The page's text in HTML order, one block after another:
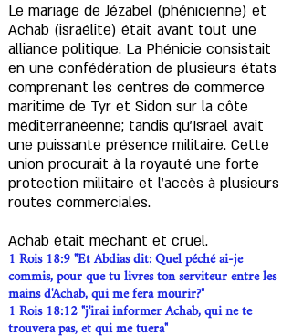
Le mariage de Jézabel (phénicienne) et
Achab (israélite) était avant tout une
alliance politique. La Phénicie consistait
en une confédération de plusieurs états
comprenant les centres de commerce
maritime de Tyr et Sidon sur la côte
méditerranéenne; tandis qu’Israël avait
une puissante présence militaire. Cette
union procurait à la royauté une forte
protection militaire et l’accès à plusieurs
routes commerciales.
Achab était méchant et cruel.
1 Rois 18:9 "Et Abdias dit: Quel péché ai-je
commis, pour que tu livres ton serviteur entre les
mains d'Achab, qui me fera mourir?"
1 Rois 18:12 "j'irai informer Achab, qui ne te
trouvera pas, et qui me tuera"